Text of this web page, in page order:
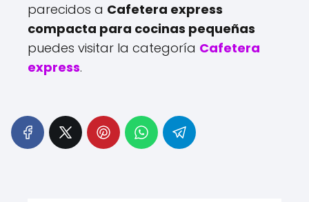
parecidos a Cafetera express
compacta para cocinas pequeñas
puedes visitar la categoría Cafetera
express.